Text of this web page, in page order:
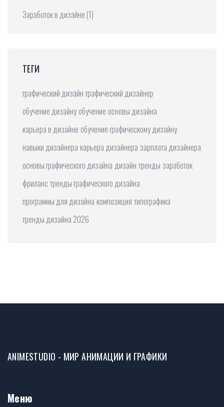
Заработок в дизайне (1)
ТЕГИ
графический дизайн графический дизайнер
обучение дизайну обучение основы дизайна
карьера в дизайне обучение графическому дизайну
навыки дизайнера карьера дизайнера зарплата дизайнера
основы графического дизайна дизайн тренды заработок
фриланс тренды графического дизайна
программы для дизайна композиция типографика
тренды дизайна 2026
ANIMESTUDIO - МИР АНИМАЦИИ И ГРАФИКИ
Меню